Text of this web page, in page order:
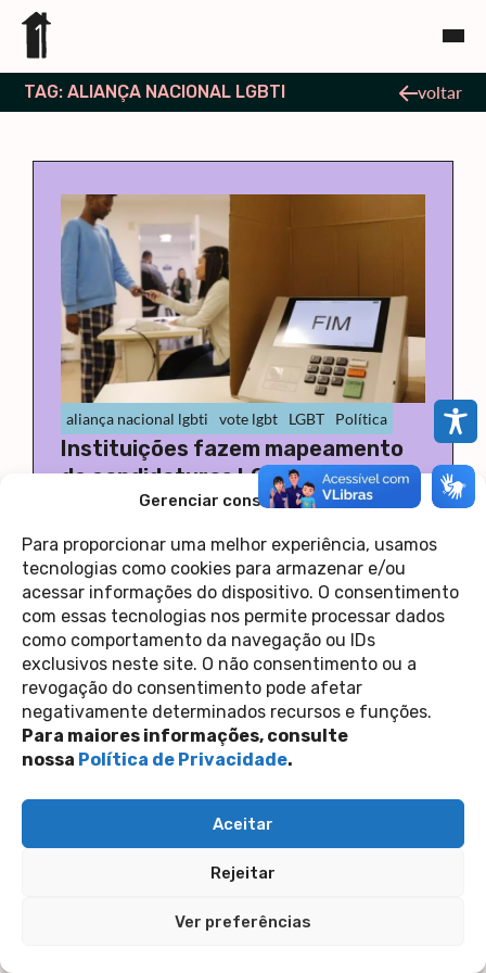
Gerenciar consentimento
Para proporcionar uma melhor experiência, usamos
tecnologias como cookies para armazenar e/ou
acessar informações do dispositivo. O consentimento
com essas tecnologias nos permite processar dados
como comportamento da navegação ou IDs
exclusivos neste site. O não consentimento ou a
revogação do consentimento pode afetar
negativamente determinados recursos e funções.
Para maiores informações, consulte
nossa Política de Privacidade.
Aceitar
Rejeitar
Ver preferências
TAG: ALIANÇA NACIONAL LGBTI voltar
aliança nacional lgbti vote lgbt LGBT Política
Instituições fazem mapeamento
de candidaturas LGBTQIAPN+
para as eleições de 2024
Contato
Política de Privacidade
Perguntas Frequentes
copyright 2026
Inscreva-se na nossa newsletter
siga-nos nas redes sociais